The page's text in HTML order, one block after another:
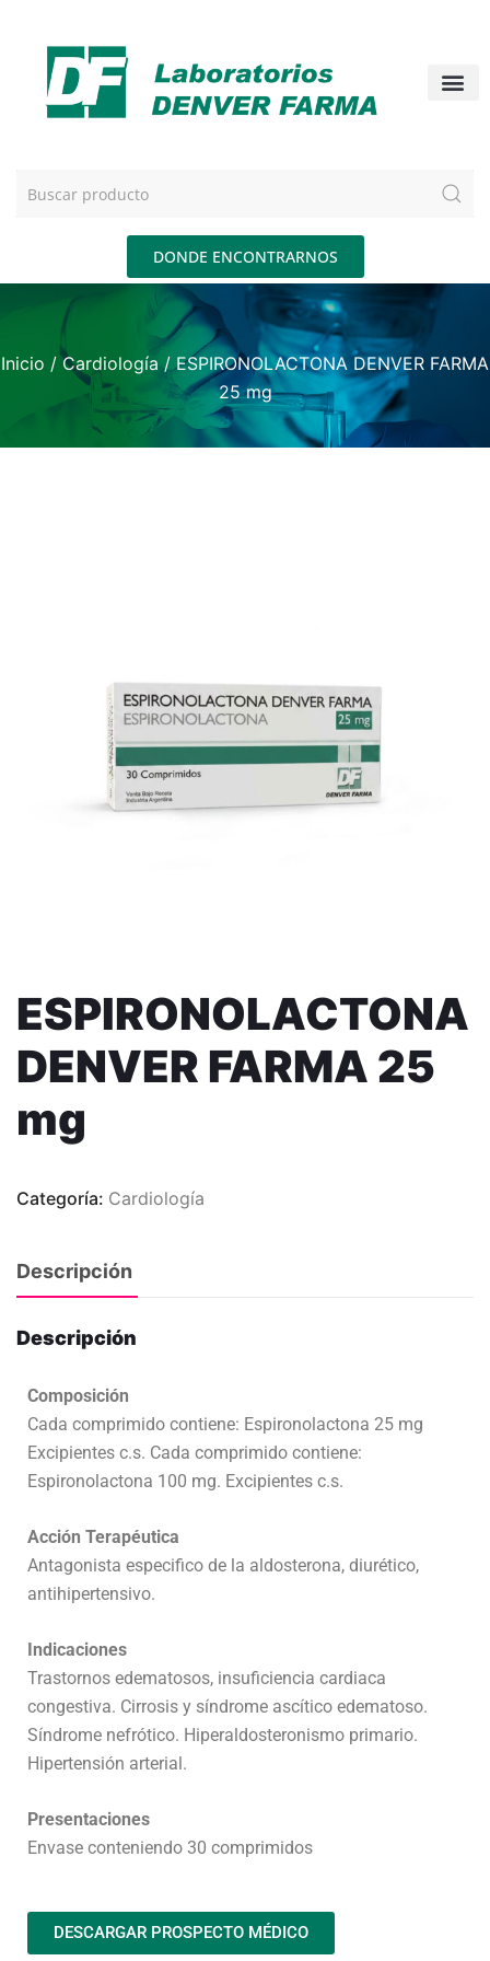
DONDE ENCONTRARNOS
Inicio /Cardiología / ESPIRONOLACTONA DENVER FARMA
25 mg
ESPIRONOLACTONA
DENVER FARMA 25
mg
Categoría: Cardiología
Descripción
Descripción
Composición
Cada comprimido contiene: Espironolactona 25 mg
Excipientes c.s. Cada comprimido contiene:
Espironolactona 100 mg. Excipientes c.s.
Acción Terapéutica
Antagonista especifico de la aldosterona, diurético,
antihipertensivo.
Indicaciones
Trastornos edematosos, insuficiencia cardiaca
congestiva. Cirrosis y síndrome ascítico edematoso.
Síndrome nefrótico. Hiperaldosteronismo primario.
Hipertensión arterial.
Presentaciones
Envase conteniendo 30 comprimidos
DESCARGAR PROSPECTO MÉDICO